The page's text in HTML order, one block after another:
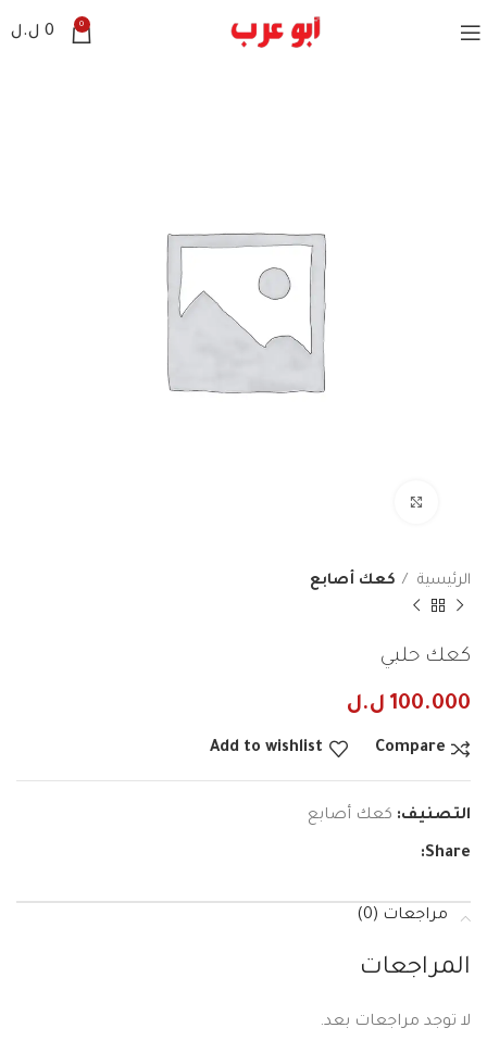
0
0 ل.ل
الرئيسية كعك أصابع
كعك حلبي
100.000 ل.ل
Compare
Add to wishlist
التصنيف: كعك أصابع
Share:
مراجعات (0)
المراجعات
لا توجد مراجعات بعد.